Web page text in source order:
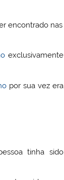
encontrado nas
exclusivamente
por sua vez era
tinha sido